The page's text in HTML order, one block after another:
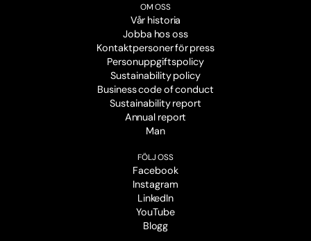
OM OSS
Vår historia
Jobba hos oss
Kontaktpersoner för press
Personuppgiftspolicy
Sustainability policy
Business code of conduct
Sustainability report
Annual report
Man
FÖLJ OSS
Facebook
Instagram
LinkedIn
YouTube
Blogg